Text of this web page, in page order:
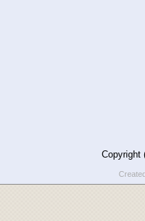
Copyright